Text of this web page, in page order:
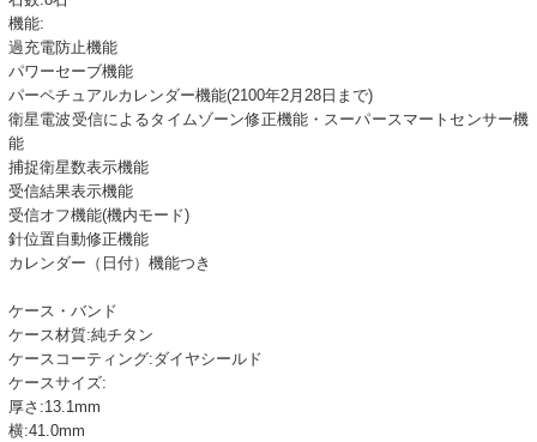
機能:
過充電防止機能
パワーセーブ機能
パーペチュアルカレンダー機能(2100年2月28日まで)
衛星電波受信によるタイムゾーン修正機能・スーパースマートセンサー機
能
捕捉衛星数表示機能
受信結果表示機能
受信オフ機能(機内モード)
針位置自動修正機能
カレンダー（日付）機能つき
ケース・バンド
ケース材質:純チタン
ケースコーティング:ダイヤシールド
ケースサイズ:
厚さ:13.1mm
横:41.0mm